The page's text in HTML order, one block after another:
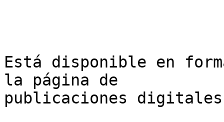
Está disponible en
la página de
publicaciones